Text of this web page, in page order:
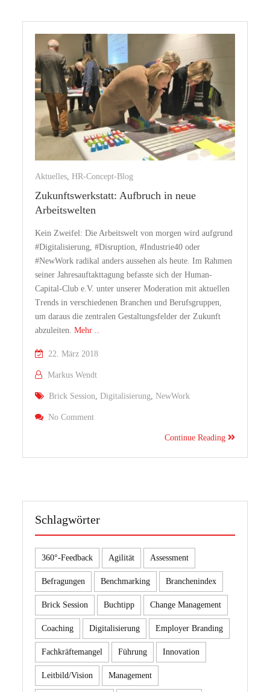
Aktuelles,HR-Concept-Blog
Zukunftswerkstatt: Aufbruch in neue
Arbeitswelten
Kein Zweifel: Die Arbeitswelt von morgen wird aufgrund
#Digitalisierung, #Disruption, #Industrie40 oder
#NewWork radikal anders aussehen als heute. Im Rahmen
seiner Jahresauftakttagung befasste sich der Human-
Capital-Club e.V. unter unserer Moderation mit aktuellen
Trends in verschiedenen Branchen und Berufsgruppen,
um daraus die zentralen Gestaltungsfelder der Zukunft
abzuleiten.Mehr ..
22. März 2018
Markus Wendt
Brick Session,Digitalisierung,NewWork
No CommentOn Zukunftswerkstatt: Aufbruch In Neue
Continue Reading
Schlagwörter
360°-Feedback Agilität Assessment
Befragungen Benchmarking Branchenindex
Brick Session Buchtipp Change Management
Coaching Digitalisierung Employer Branding
Fachkräftemangel Führung Innovation
Leitbild/Vision Management